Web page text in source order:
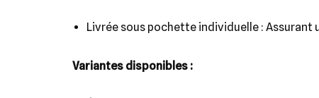
Livrée sous pochette individuelle :
Variantes disponibles :